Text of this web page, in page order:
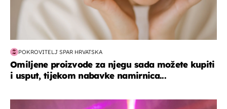
POKROVITELJ SPAR HRVATSKA
Omiljene proizvode za njegu sada možete kupiti
i usput, tijekom nabavke namirnica...